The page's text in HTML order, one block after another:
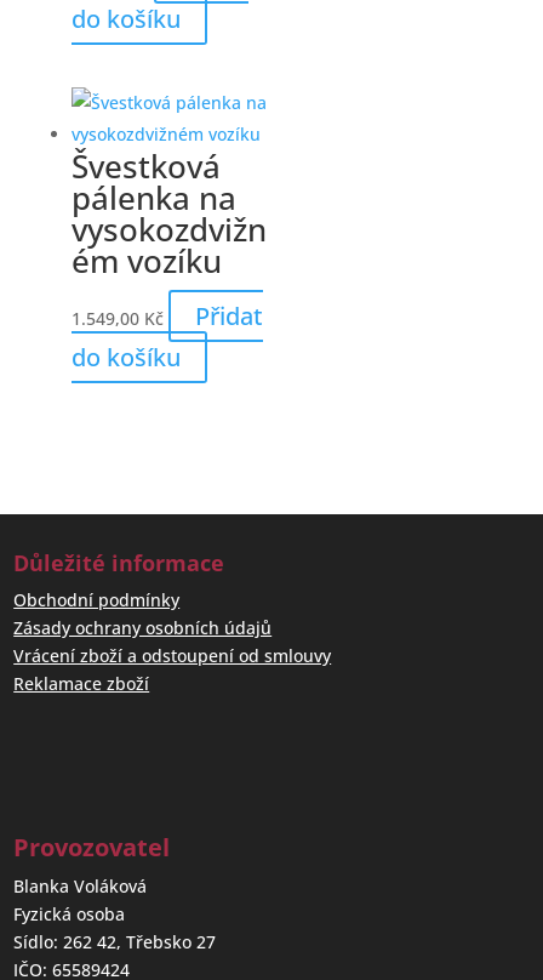
do košíku
Švestková
pálenka na
vysokozdvižn
ém vozíku
1.549,00 Kč
Přidat
do košíku
Důležité informace
Obchodní podmínky
Zásady ochrany osobních údajů
Vrácení zboží a odstoupení od smlouvy
Reklamace zboží
Provozovatel
Blanka Voláková
Fyzická osoba
Sídlo: 262 42, Třebsko 27
IČO: 65589424